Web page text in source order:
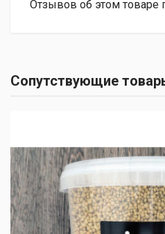
Отзывов об этом товаре
Сопутствующие